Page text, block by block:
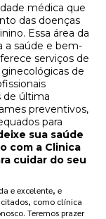
médica que
das doenças
Essa área da
a saúde e bem-
serviços de
de
de última
preventivos,
para
sua saúde
com a Clinica
cuidar do seu
e excelente, e
como clínica
Teremos prazer